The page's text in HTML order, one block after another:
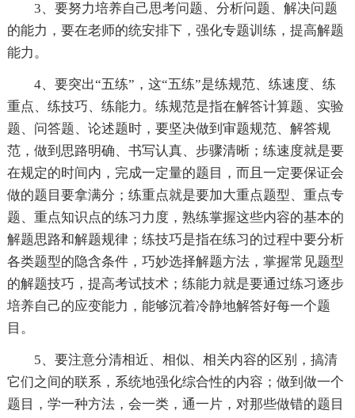
3、要努力培养自己思考问题、分析问题、解决问题
的能力，要在老师的统安排下，强化专题训练，提高解题
能力。
4、要突出“五练”，这“五练”是练规范、练速度、练
重点、练技巧、练能力。练规范是指在解答计算题、实验
题、问答题、论述题时，要坚决做到审题规范、解答规
范，做到思路明确、书写认真、步骤清晰；练速度就是要
在规定的时间内，完成一定量的题目，而且一定要保证会
做的题目要拿满分；练重点就是要加大重点题型、重点专
题、重点知识点的练习力度，熟练掌握这些内容的基本的
解题思路和解题规律；练技巧是指在练习的过程中要分析
各类题型的隐含条件，巧妙选择解题方法，掌握常见题型
的解题技巧，提高考试技术；练能力就是要通过练习逐步
培养自己的应变能力，能够沉着冷静地解答好每一个题
目。
5、要注意分清相近、相似、相关内容的区别，搞清
它们之间的联系，系统地强化综合性的内容；做到做一个
题目，学一种方法，会一类，通一片，对那些做错的题目